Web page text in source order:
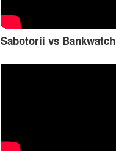
Sabotorii vs Bankwatch